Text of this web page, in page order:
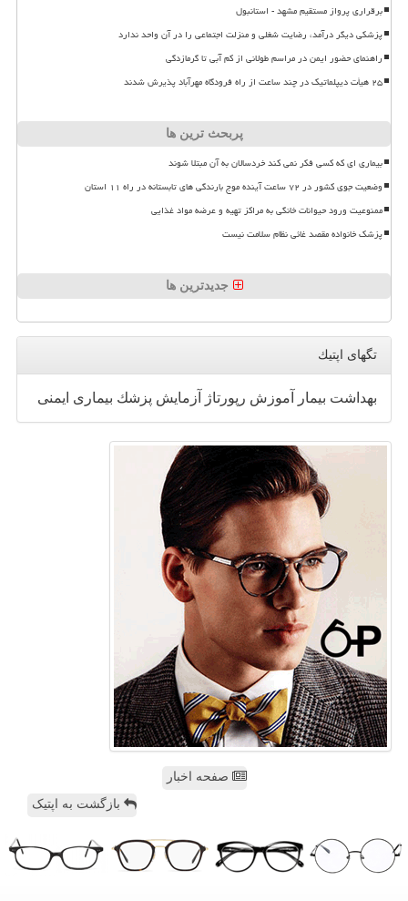
برقراری پرواز مستقیم مشهد - استانبول
پزشکی دیگر درآمد، رضایت شغلی و منزلت اجتماعی را در آن واحد ندارد
راهنمای حضور ایمن در مراسم طولانی از کم آبی تا گرمازدگی
۲۵ هیأت دیپلماتیک در چند ساعت از راه فرودگاه مهرآباد پذیرش شدند
پربحث ترین ها
بیماری ای که کسی فکر نمی کند خردسالان به آن مبتلا شوند
وضعیت جوی کشور در ۷۲ ساعت آینده موج بارندگی های تابستانه در راه ۱۱ استان
ممنوعیت ورود حیوانات خانگی به مراکز تهیه و عرضه مواد غذایی
پزشک خانواده مقصد غائی نظام سلامت نیست
جدیدترین ها
تگهای اپتیك
بهداشت بیمار آموزش رپورتاژ آزمایش پزشك بیماری ایمنی
صفحه اخبار
بازگشت به اپتیک